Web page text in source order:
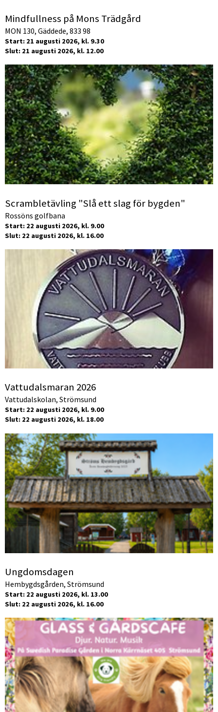
Mindfullness på Mons Trädgård
MON 130, Gäddede, 833 98
Start: 21 augusti 2026, kl. 9.30
Slut: 21 augusti 2026, kl. 12.00
Scrambletävling "Slå ett slag för bygden"
Rossöns golfbana
Start: 22 augusti 2026, kl. 9.00
Slut: 22 augusti 2026, kl. 16.00
Vattudalsmaran 2026
Vattudalskolan, Strömsund
Start: 22 augusti 2026, kl. 9.00
Slut: 22 augusti 2026, kl. 18.00
Ungdomsdagen
Hembygdsgården, Strömsund
Start: 22 augusti 2026, kl. 13.00
Slut: 22 augusti 2026, kl. 16.00